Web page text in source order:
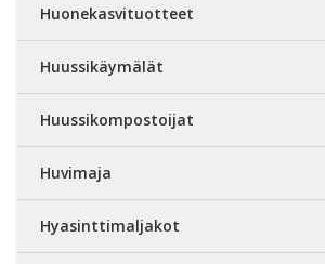
Huonekasvituotteet
Huussikäymälät
Huussikompostoijat
Huvimaja
Hyasinttimaljakot